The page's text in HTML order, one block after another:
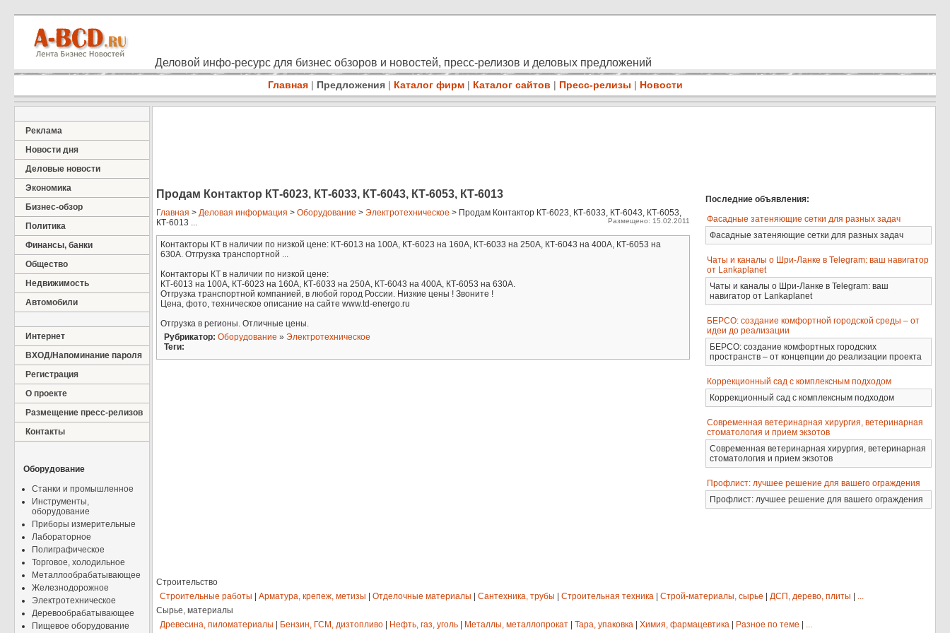
Деловой инфо-ресурс для бизнес обзоров и новостей, пресс-релизов и деловых предложений
Главная | Предложения | Каталог фирм | Каталог сайтов | Пресс-релизы | Новости
Реклама
Новости дня
Деловые новости
Экономика
Бизнес-обзор
Политика
Финансы, банки
Общество
Недвижимость
Автомобили
Интернет
ВХОД/Напоминание пароля
Регистрация
О проекте
Размещение пресс-релизов
Контакты
Оборудование
Станки и промышленное
Инструменты,
оборудование
Приборы измерительные
Лабораторное
Полиграфическое
Торговое, холодильное
Металлообрабатывающее
Железнодорожное
Электротехническое
Деревообрабатывающее
Пищевое оборудование
Продам Контактор КТ-6023, КТ-6033, КТ-6043, КТ-6053, КТ-6013
Главная > Деловая информация > Оборудование > Электротехническое > Продам Контактор КТ-6023, КТ-6033, КТ-6043, КТ-6053,
КТ-6013 ...
Размещено: 15.02.2011
Контакторы КТ в наличии по низкой цене: КТ-6013 на 100А, КТ-6023 на 160А, КТ-6033 на 250А, КТ-6043 на 400А, КТ-6053 на
630А. Отгрузка транспортной ...
Контакторы КТ в наличии по низкой цене:
КТ-6013 на 100А, КТ-6023 на 160А, КТ-6033 на 250А, КТ-6043 на 400А, КТ-6053 на 630А.
Отгрузка транспортной компанией, в любой город России. Низкие цены ! Звоните !
Цена, фото, техническое описание на сайте www.td-energo.ru
Отгрузка в регионы. Отличные цены.
Рубрикатор: Оборудование » Электротехническое
Теги:
Последние объявления:
Фасадные затеняющие сетки для разных задач
Фасадные затеняющие сетки для разных задач
Чаты и каналы о Шри-Ланке в Telegram: ваш навигатор
от Lankaplanet
Чаты и каналы о Шри-Ланке в Telegram: ваш
навигатор от Lankaplanet
БЕРСО: создание комфортной городской среды – от
идеи до реализации
БЕРСО: создание комфортных городских
пространств – от концепции до реализации проекта
Коррекционный сад с комплексным подходом
Коррекционный сад с комплексным подходом
Современная ветеринарная хирургия, ветеринарная
стоматология и прием экзотов
Современная ветеринарная хирургия, ветеринарная
стоматология и прием экзотов
Профлист: лучшее решение для вашего ограждения
Профлист: лучшее решение для вашего ограждения
Строительство
Строительные работы
Арматура, крепеж, метизы Отделочные материалы Сантехника, трубы Строительная техника Строй-материалы, сырье ДСП, дерево, плиты
...
Сырье, материалы
Древесина, пиломатериалы
Бензин, ГСМ, дизтопливо Нефть, газ, уголь Металлы, металлопрокат Тара, упаковка Химия, фармацевтика Разное по теме ...